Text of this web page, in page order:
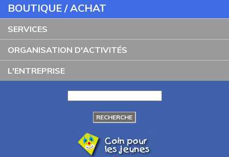
BOUTIQUE / ACHAT
SERVICES
ORGANISATION D'ACTIVITÉS
L'ENTREPRISE
RECHERCHE